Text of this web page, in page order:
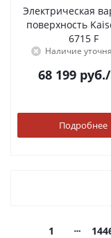
Электрическая
поверхность
6715 F
Наличие
68 199руб.
Подробнее
1